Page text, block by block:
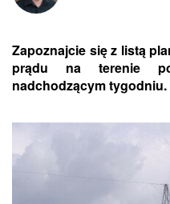
Zapoznajcie się z listą
prądu na terenie
nadchodzącym tygodniu.